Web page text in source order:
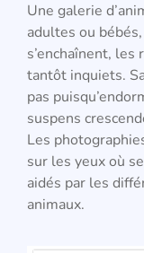
Une galerie
adultes ou bébés,
s’enchaînent,
tantôt inquiets.
pas
suspens
Les
sur les yeux où
aidés par les
animaux.